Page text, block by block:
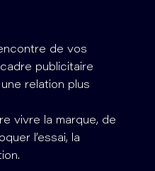
de vos
publicitaire
relation plus
vivre la marque, de
l’essai, la